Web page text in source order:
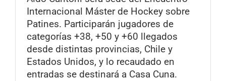
Internacional Máster de Hockey sobre
Patines. Participarán jugadores de
categorías +38, +50 y +60 llegados
desde distintas provincias, Chile y
Estados Unidos, y lo recaudado en
entradas se destinará a Casa Cuna.